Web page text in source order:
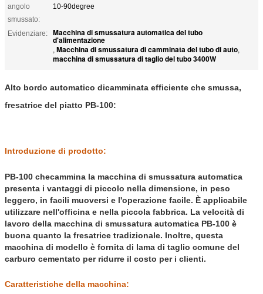
angolo
smussato:
10-90degree
Evidenziare: Macchina di smussatura automatica del tubo
d'alimentazione
, Macchina di smussatura di camminata del tubo di auto,
macchina di smussatura di taglio del tubo 3400W
Alto bordo automatico dicamminata efficiente che smussa,
fresatrice del piatto PB-100:
Introduzione di prodotto:
PB-100 checammina la macchina di smussatura automatica
presenta i vantaggi di piccolo nella dimensione, in peso
leggero, in facili muoversi e l'operazione facile. È applicabile
utilizzare nell'officina e nella piccola fabbrica. La velocità di
lavoro della macchina di smussatura automatica PB-100 è
buona quanto la fresatrice tradizionale. Inoltre, questa
macchina di modello è fornita di lama di taglio comune del
carburo cementato per ridurre il costo per i clienti.
Caratteristiche della macchina: